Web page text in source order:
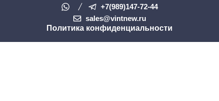
+7(989)147-72-44
sales@vintnew.ru
Политика конфиденциальности